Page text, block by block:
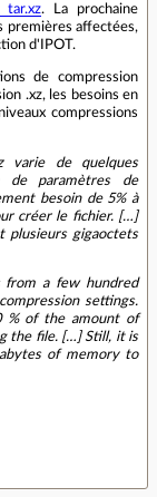
tar.xz. La prochaine
premières affectées,
d'IPOT.
de compression
.xz, les besoins en
compressions
varie de quelques
de paramètres de
besoin de 5% à
créer le fichier. […]
plusieurs gigaoctets
from a few hundred
settings.
% of the amount of
the file. […] Still, it is
of memory to